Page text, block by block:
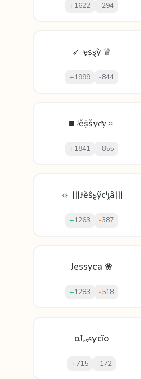
+1622 -294
➶ ʲḛṣȿỳ ♕
+1999 -844
■ ʲěṩšɏƈɏ ≈
+1841 -855
☼ |||Ɉȅŝʂỹсⁱṱȃ|||
+1263 -387
Jessyca ❀
+1283 -518
oɈₑₛᵴуcĩo
+715 -172